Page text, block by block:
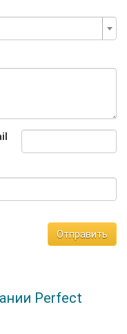
Отправить
Perfect